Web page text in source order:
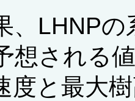
、LHNP
想される
度と最大